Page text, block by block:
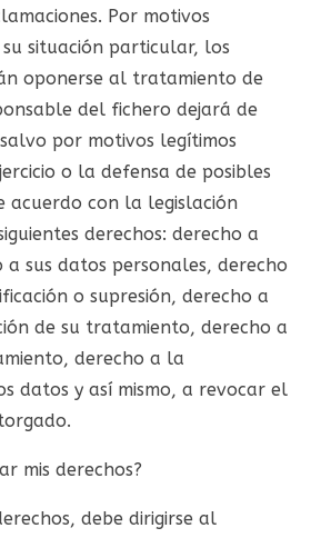
Por motivos
situación particular, los
oponerse al tratamiento de
del fichero dejará de
por motivos legítimos
o la defensa de posibles
acuerdo con la legislación
derechos: derecho a
a sus datos personales, derecho
o supresión, derecho a
de su tratamiento, derecho a
derecho a la
datos y así mismo, a revocar el
mis derechos?
debe dirigirse al